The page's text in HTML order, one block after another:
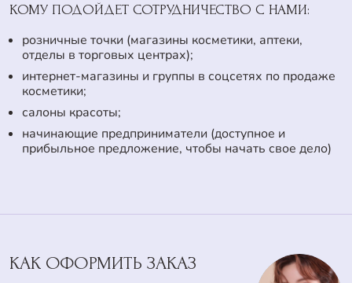
КОМУ ПОДОЙДЕТ СОТРУДНИЧЕСТВО С НАМИ:
розничные точки (магазины косметики, аптеки,
отделы в торговых центрах);
интернет-магазины и группы в соцсетях по продаже
косметики;
салоны красоты;
начинающие предприниматели (доступное и
прибыльное предложение, чтобы начать свое дело)
КАК ОФОРМИТЬ ЗАКАЗ